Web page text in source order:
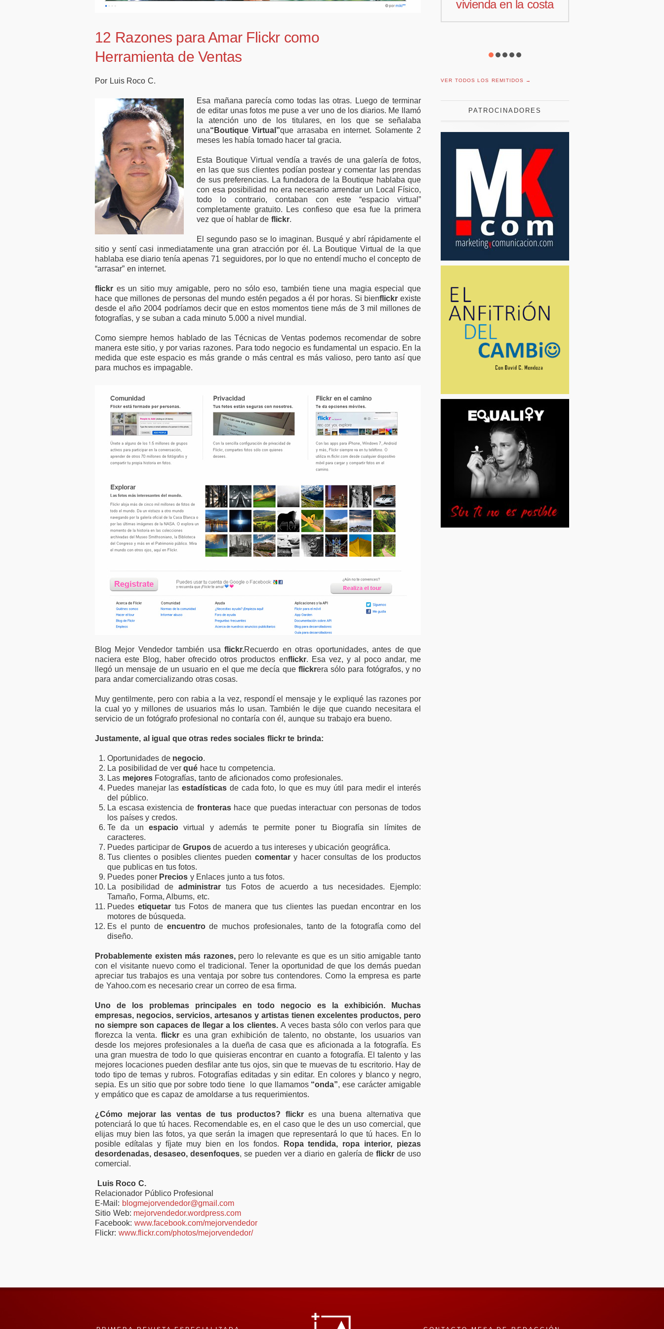
12 Razones para Amar Flickr como
Herramienta de Ventas
Por Luis Roco C.
Esa mañana parecía como todas las otras. Luego de terminar
de editar unas fotos me puse a ver uno de los diarios. Me llamó
la atención uno de los titulares, en los que se señalaba
una“Boutique Virtual”que arrasaba en internet. Solamente 2
meses les había tomado hacer tal gracia.
Esta Boutique Virtual vendía a través de una galería de fotos,
en las que sus clientes podían postear y comentar las prendas
de sus preferencias. La fundadora de la Boutique hablaba que
con esa posibilidad no era necesario arrendar un Local Físico,
todo lo contrario, contaban con este “espacio virtual”
completamente gratuito. Les confieso que esa fue la primera
vez que oí hablar de flickr.
El segundo paso se lo imaginan. Busqué y abrí rápidamente el
sitio y sentí casi inmediatamente una gran atracción por él. La Boutique Virtual de la que
hablaba ese diario tenía apenas 71 seguidores, por lo que no entendí mucho el concepto de
“arrasar” en internet.
flickr es un sitio muy amigable, pero no sólo eso, también tiene una magia especial que
hace que millones de personas del mundo estén pegados a él por horas. Si bienflickr existe
desde el año 2004 podríamos decir que en estos momentos tiene más de 3 mil millones de
fotografías, y se suban a cada minuto 5.000 a nivel mundial.
Como siempre hemos hablado de las Técnicas de Ventas podemos recomendar de sobre
manera este sitio, y por varias razones. Para todo negocio es fundamental un espacio. En la
medida que este espacio es más grande o más central es más valioso, pero tanto así que
para muchos es impagable.
Blog Mejor Vendedor también usa flickr.Recuerdo en otras oportunidades, antes de que
naciera este Blog, haber ofrecido otros productos enflickr. Esa vez, y al poco andar, me
llegó un mensaje de un usuario en el que me decía que flickrera sólo para fotógrafos, y no
para andar comercializando otras cosas.
Muy gentilmente, pero con rabia a la vez, respondí el mensaje y le expliqué las razones por
la cual yo y millones de usuarios más lo usan. También le dije que cuando necesitara el
servicio de un fotógrafo profesional no contaría con él, aunque su trabajo era bueno.
Justamente, al igual que otras redes sociales flickr te brinda:
Oportunidades de negocio.
La posibilidad de ver qué hace tu competencia.
Las mejoresFotografías, tanto de aficionados como profesionales.
Puedes manejar lasestadísticas de cada foto, lo que es muy útil para medir el interés
del público.
La escasa existencia de fronteras hace que puedas interactuar con personas de todos
los países y credos.
Te da unespaciovirtual y además te permite poner tu Biografía sin límites de
caracteres.
Puedes participar de Gruposde acuerdo a tus intereses y ubicación geográfica.
Tus clientes o posibles clientes pueden comentary hacer consultas de los productos
que publicas en tus fotos.
Puedes poner Precios y Enlaces junto a tus fotos.
La posibilidad de administrar tus Fotos de acuerdo a tus necesidades. Ejemplo:
Tamaño, Forma, Albums, etc.
Puedesetiquetar tus Fotos de manera que tus clientes las puedan encontrar en los
motores de búsqueda.
Es el punto de encuentrode muchos profesionales, tanto de la fotografía como del
diseño.
Probablemente existen más razones, pero lo relevante es que es un sitio amigable tanto
con el visitante nuevo como el tradicional. Tener la oportunidad de que los demás puedan
apreciar tus trabajos es una ventaja por sobre tus contendores. Como la empresa es parte
de Yahoo.com es necesario crear un correo de esa firma.
Uno de los problemas principales en todo negocio es la exhibición. Muchas
empresas, negocios, servicios, artesanos y artistas tienen excelentes productos, pero
no siempre son capaces de llegar a los clientes.A veces basta sólo con verlos para que
florezca la venta. flickres una gran exhibición de talento, no obstante, los usuarios van
desde los mejores profesionales a la dueña de casa que es aficionada a la fotografía. Es
una gran muestra de todo lo que quisieras encontrar en cuanto a fotografía. El talento y las
mejores locaciones pueden desfilar ante tus ojos, sin que te muevas de tu escritorio. Hay de
todo tipo de temas y rubros. Fotografías editadas y sin editar. En colores y blanco y negro,
sepia. Es un sitio que por sobre todo tiene lo que llamamos “onda”, ese carácter amigable
y empático que es capaz de amoldarse a tus requerimientos.
¿Cómo mejorar las ventas de tus productos? flickres una buena alternativa que
potenciará lo que tú haces. Recomendable es, en el caso que le des un uso comercial, que
elijas muy bien las fotos, ya que serán la imagen que representará lo que tú haces. En lo
posible edítalas y fíjate muy bien en los fondos.
Ropa tendida, ropa interior, piezas
desordenadas, desaseo, desenfoques, se pueden ver a diario en galería de flickr de uso
comercial.
Luis Roco C.
Relacionador Público Profesional
E-Mail: blogmejorvendedor@gmail.com
Sitio Web: mejorvendedor.wordpress.com
Facebook: www.facebook.com/mejorvendedor
Flickr: www.flickr.com/photos/mejorvendedor/
50.000 millones en
empresas y pymes
favor de ampliar el
vivienda en la costa
comercial para
Offcoustic Iberia
VER TODOS LOS REMITIDOS →
PATROCINADORES